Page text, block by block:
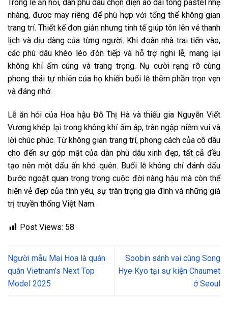
Trong lễ ăn hỏi, dàn phù dâu chọn diện áo dài tông pastel nhẹ
nhàng, được may riêng để phù hợp với tổng thể không gian
trang trí. Thiết kế đơn giản nhưng tinh tế giúp tôn lên vẻ thanh
lịch và dịu dàng của từng người. Khi đoàn nhà trai tiến vào,
các phù dâu khéo léo đón tiếp và hỗ trợ nghi lễ, mang lại
không khí ấm cúng và trang trọng. Nụ cười rạng rỡ cùng
phong thái tự nhiên của họ khiến buổi lễ thêm phần trọn vẹn
và đáng nhớ.
Lễ ăn hỏi của Hoa hậu Đỗ Thị Hà và thiếu gia Nguyễn Viết
Vương khép lại trong không khí ấm áp, tràn ngập niềm vui và
lời chúc phúc. Từ không gian trang trí, phong cách của cô dâu
cho đến sự góp mặt của dàn phù dâu xinh đẹp, tất cả đều
tạo nên một dấu ấn khó quên. Buổi lễ không chỉ đánh dấu
bước ngoặt quan trọng trong cuộc đời nàng hậu mà còn thể
hiện vẻ đẹp của tình yêu, sự trân trọng gia đình và những giá
trị truyền thống Việt Nam.
Post Views: 58
Người mẫu Mai Hoa là quán
quân Vietnam’s Next Top
Model 2025
Soobin sánh vai cùng Song
Hye Kyo tại sự kiện Chaumet
ở Seoul